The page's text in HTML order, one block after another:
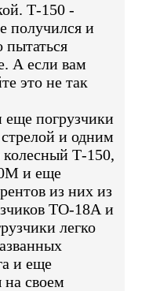
Т-150 -
получился и
пытаться
А если вам
это не так
погрузчики
и одним
Т-150,
и еще
из них из
ТО-18А и
легко
и еще
на своем